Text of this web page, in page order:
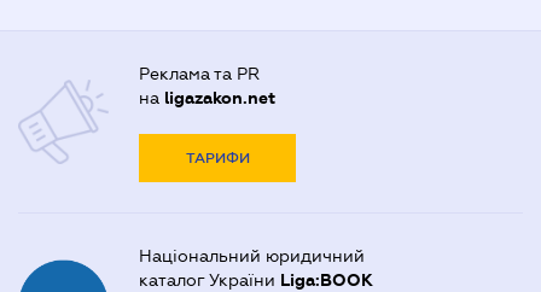
Реклама та PR
на ligazakon.net
ТАРИФИ
Національний юридичний
каталог України Liga:BOOK